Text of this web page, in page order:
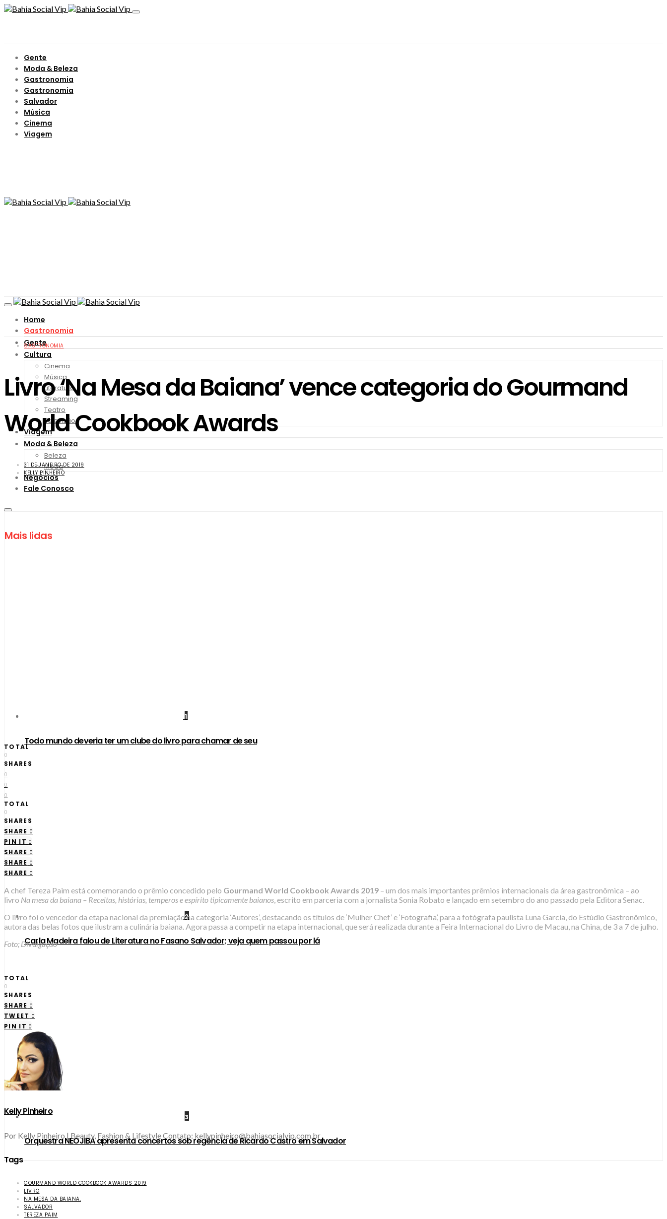
Gente
Moda & Beleza
Gastronomia
Gastronomia
Salvador
Música
Cinema
Viagem
Home
Gastronomia
Gente
Cultura
Cinema
Música
Literatura
Streaming
Teatro
Televisão
Viagem
Moda & Beleza
Beleza
Moda
Negócios
Fale Conosco
Mais lidas
1
Todo mundo deveria ter um clube do livro para chamar de seu
2
Carla Madeira falou de Literatura no Fasano Salvador; veja quem passou por lá
3
Orquestra NEOJIBA apresenta concertos sob regência de Ricardo Castro em Salvador
GASTRONOMIA
Livro ‘Na Mesa da Baiana’ vence categoria do Gourmand
World Cookbook Awards
31 DE JANEIRO DE 2019
KELLY PINHEIRO
TOTAL
0
SHARES
0
0
0
TOTAL
0
SHARES
SHARE 0
PIN IT 0
SHARE 0
SHARE 0
SHARE 0
A chef Tereza Paim está comemorando o prêmio concedido pelo Gourmand World Cookbook Awards 2019 – um dos mais importantes prêmios internacionais da área gastronômica – ao
livro Na mesa da baiana – Receitas, histórias, temperos e espírito tipicamente baianos , escrito em parceria com a jornalista Sonia Robato e lançado em setembro do ano passado pela Editora Senac.
O livro foi o vencedor da etapa nacional da premiação na categoria ‘Autores’, destacando os títulos de ‘Mulher Chef’ e ‘Fotografia’, para a fotógrafa paulista Luna Garcia, do Estúdio Gastronômico,
autora das belas fotos que ilustram a culinária baiana. Agora passa a competir na etapa internacional, que será realizada durante a Feira Internacional do Livro de Macau, na China, de 3 a 7 de julho.
Foto; Divulgação
TOTAL
0
SHARES
SHARE 0
TWEET 0
PIN IT 0
Kelly Pinheiro
Por Kelly Pinheiro | Beauty, Fashion & Lifestyle Contato: kellypinheiro@bahiasocialvip.com.br
Tags
GOURMAND WORLD COOKBOOK AWARDS 2019
LIVRO
NA MESA DA BAIANA.
SALVADOR
TEREZA PAIM